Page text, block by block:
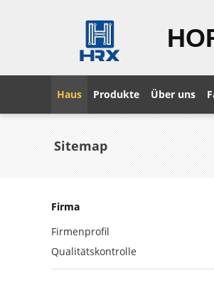
Haus Produkte Über uns
Sitemap
Firma
Firmenprofil
Qualitätskontrolle